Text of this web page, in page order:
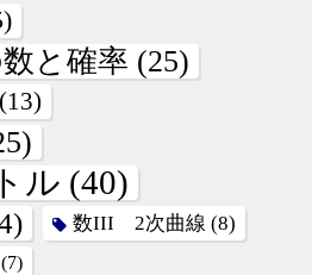
と確率 (25)
(13)
ル (40)
数III 2次曲線 (8)
(7)